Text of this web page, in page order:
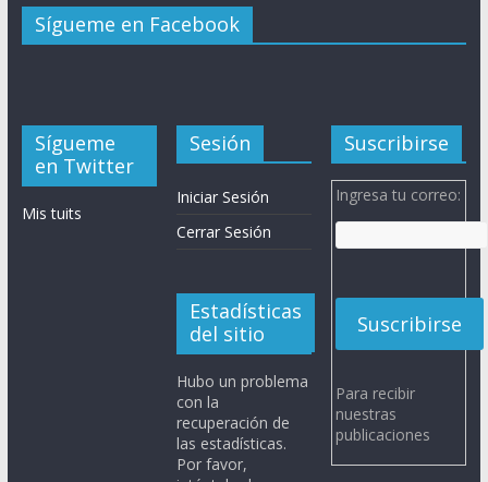
Sígueme en Facebook
Sígueme
en Twitter
Mis tuits
Sesión
Iniciar Sesión
Cerrar Sesión
Estadísticas
del sitio
Hubo un problema
con la
recuperación de
las estadísticas.
Por favor,
Suscribirse
Ingresa tu correo:
Para recibir
nuestras
publicaciones